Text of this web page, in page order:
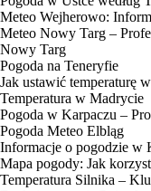
Meteo Wejherowo:
Meteo Nowy Targ –
Nowy Targ
Pogoda na Teneryfie
Jak ustawić temperaturę
Temperatura w Madrycie
Pogoda w Karpaczu –
Pogoda Meteo Elbląg
Informacje o pogodzie w
Mapa pogody: Jak
Temperatura Silnika –